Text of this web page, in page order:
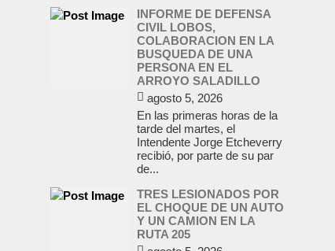
INFORME DE DEFENSA
CIVIL LOBOS,
COLABORACION EN LA
BUSQUEDA DE UNA
PERSONA EN EL
ARROYO SALADILLO
agosto 5, 2026
En las primeras horas de la
tarde del martes, el
Intendente Jorge Etcheverry
recibió, por parte de su par
de...
TRES LESIONADOS POR
EL CHOQUE DE UN AUTO
Y UN CAMION EN LA
RUTA 205